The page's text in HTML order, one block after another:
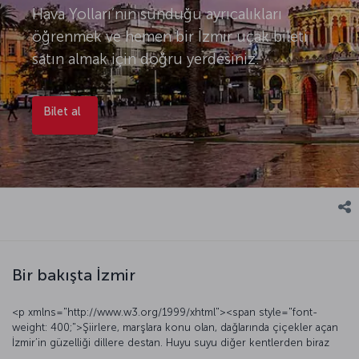
Hava Yolları’nın sunduğu ayrıcalıkları
öğrenmek ve hemen bir İzmir uçak bileti
satın almak için doğru yerdesiniz.
Bilet al
Bir bakışta İzmir
<p xmlns="http://www.w3.org/1999/xhtml"><span style="font-
weight: 400;">Şiirlere, marşlara konu olan, dağlarında çiçekler açan
İzmir’in güzelliği dillere destan. Huyu suyu diğer kentlerden biraz